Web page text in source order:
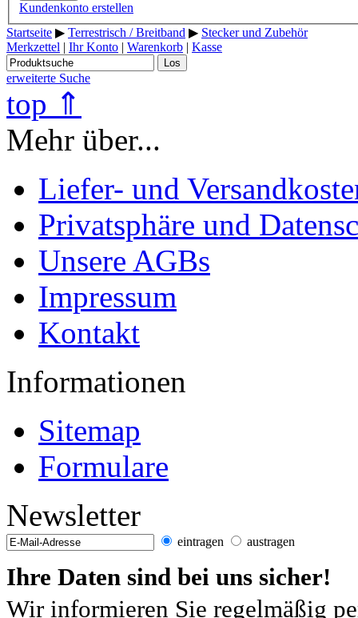
Kundenkonto erstellen
Startseite ▶ Terrestrisch / Breitband ▶ Stecker und Zubehör
Merkzettel | Ihr Konto | Warenkorb | Kasse
Los
erweiterte Suche
top ⇑
Mehr über...
Liefer- und
Privatsphäre und
Unsere AGBs
Impressum
Kontakt
Informationen
Sitemap
Formulare
Newsletter
eintragen austragen
Ihre Daten sind bei uns sicher!
Wir informieren Sie regelmäßig